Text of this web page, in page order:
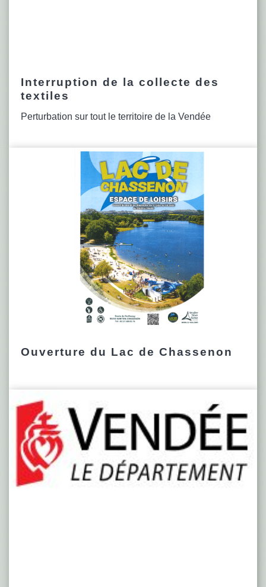
Interruption de la collecte des
textiles
Perturbation sur tout le territoire de la Vendée
Ouverture du Lac de Chassenon